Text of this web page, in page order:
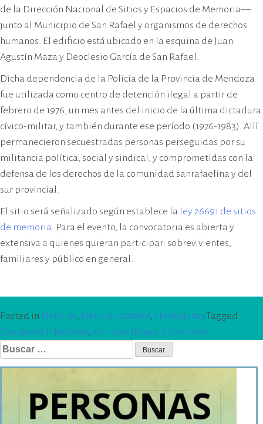
de la Dirección Nacional de Sitios y Espacios de Memoria—
junto al Municipio de San Rafael y organismos de derechos
humanos. El edificio está ubicado en la esquina de Juan
Agustín Maza y Deoclesio García de San Rafael.
Dicha dependencia de la Policía de la Provincia de Mendoza
fue utilizada como centro de detención ilegal a partir de
febrero de 1976, un mes antes del inicio de la última dictadura
cívico-militar, y también durante ese período (1976-1983). Allí
permanecieron secuestradas personas perseguidas por su
militancia política, social y sindical, y comprometidas con la
defensa de los derechos de la comunidad sanrafaelina y del
sur provincial.
El sitio será señalizado según establece la ley 26691 de sitios
de memoria. Para el evento, la convocatoria es abierta y
extensiva a quienes quieran participar: sobrevivientes,
familiares y público en general.
Posted in Noticias, Noticias bottom, Noticias topTagged
Cuerpo de Infantería, san rafael Leave a Commenton
de
memoria
Buscar: